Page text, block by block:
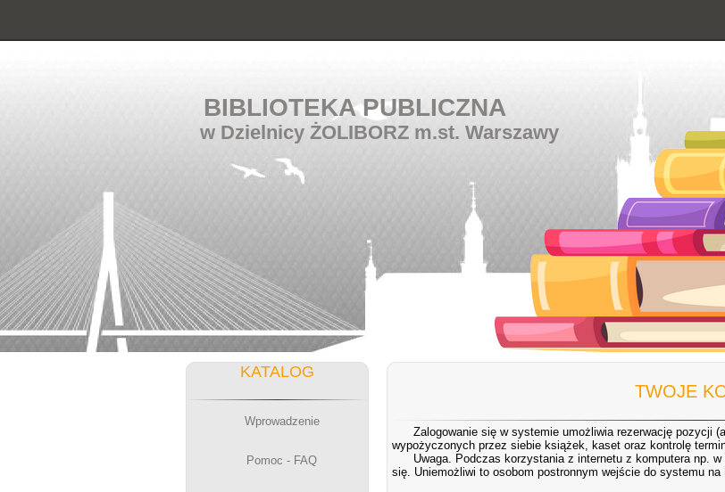
BIBLIOTEKA PUBLICZNA
w Dzielnicy ŻOLIBORZ m.st. Warszawy
KATALOG
Wprowadzenie
Pomoc - FAQ
TWOJE
Zalogowanie się w systemie umożliwia rezerwację pozycji
wypożyczonych przez siebie książek, kaset oraz kontrolę
Uwaga. Podczas korzystania z internetu z komputera np. w
się. Uniemożliwi to osobom postronnym wejście do systemu na